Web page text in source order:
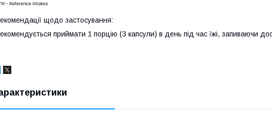
щодо застосування:
приймати 1 порцію (3 капсули) в день під час їжі, запиваючи